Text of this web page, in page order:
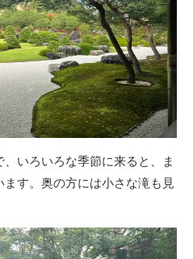
いろいろな季節に来ると、ま
す。奥の方には小さな滝も見